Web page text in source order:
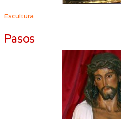
Escultura
Pasos